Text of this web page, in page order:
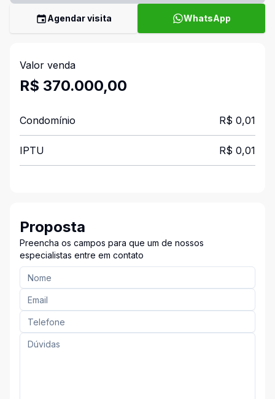
Agendar visita WhatsApp
Valor venda
R$ 370.000,00
Condomínio R$ 0,01
IPTU R$ 0,01
Proposta
Preencha os campos para que um de nossos
especialistas entre em contato